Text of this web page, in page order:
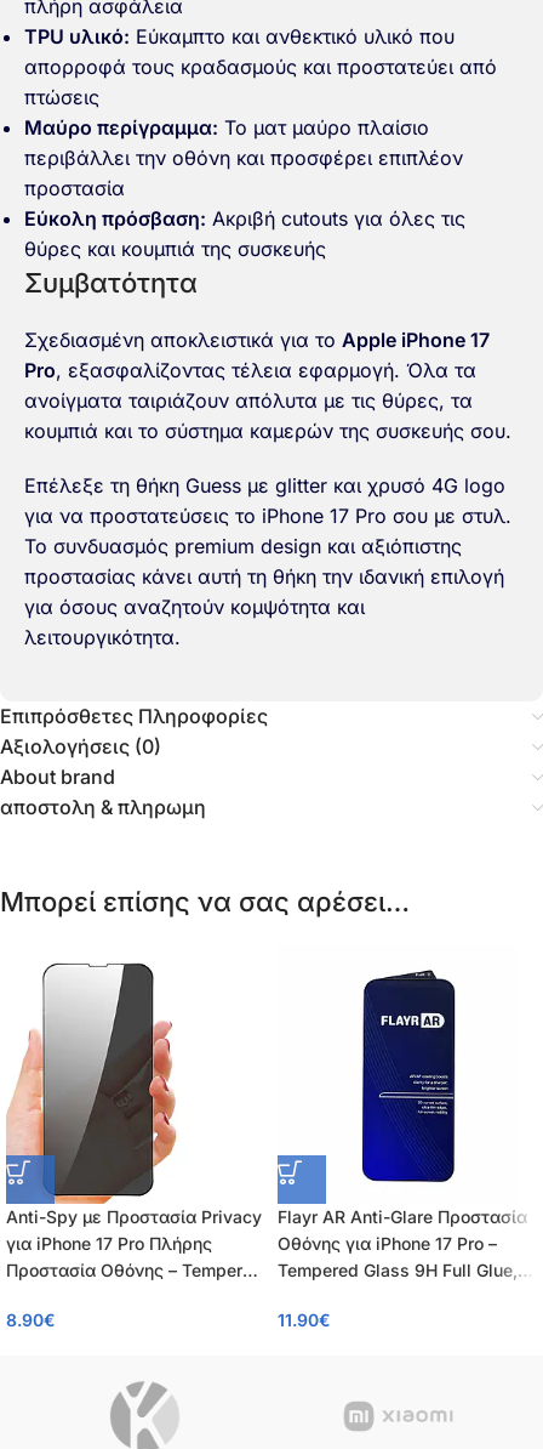
πλήρη ασφάλεια
TPU υλικό: Εύκαμπτο και ανθεκτικό υλικό που
απορροφά τους κραδασμούς και προστατεύει από
πτώσεις
Μαύρο περίγραμμα: Το ματ μαύρο πλαίσιο
περιβάλλει την οθόνη και προσφέρει επιπλέον
προστασία
Εύκολη πρόσβαση: Ακριβή cutouts για όλες τις
θύρες και κουμπιά της συσκευής
Συμβατότητα
Σχεδιασμένη αποκλειστικά για το Apple iPhone 17
Pro, εξασφαλίζοντας τέλεια εφαρμογή. Όλα τα
ανοίγματα ταιριάζουν απόλυτα με τις θύρες, τα
κουμπιά και το σύστημα καμερών της συσκευής σου.
Επέλεξε τη θήκη Guess με glitter και χρυσό 4G logo
για να προστατεύσεις το iPhone 17 Pro σου με στυλ.
Το συνδυασμός premium design και αξιόπιστης
προστασίας κάνει αυτή τη θήκη την ιδανική επιλογή
για όσους αναζητούν κομψότητα και
λειτουργικότητα.
Επιπρόσθετες Πληροφορίες
Αξιολογήσεις (0)
About brand
αποστολη & πληρωμη
Μπορεί επίσης να σας αρέσει…
Anti-Spy με Προστασία Privacy
για iPhone 17 Pro Πλήρης
Προστασία Οθόνης – Tempered
0.26mm
8.90€
Flayr AR Anti-Glare Προστασία
Οθόνης για iPhone 17 Pro –
Tempered Glass 9H Full Glue,
0.55mm
11.90€